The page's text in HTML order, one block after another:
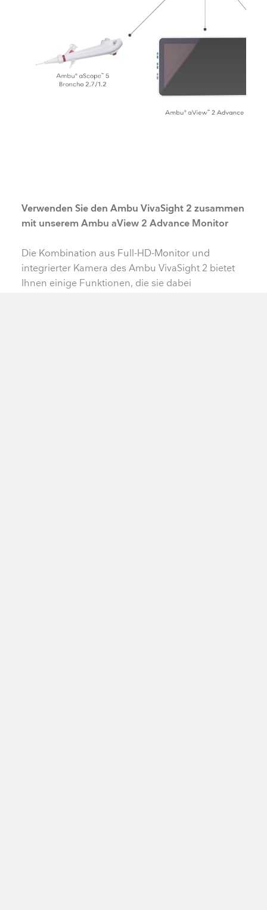
​​Verwenden Sie den Ambu VivaSight 2 zusammen
mit unserem Ambu aView 2 Advance Monitor
​Die Kombination aus Full-HD-Monitor und
integrierter Kamera des Ambu VivaSight 2 bietet
Ihnen einige Funktionen, die sie dabei